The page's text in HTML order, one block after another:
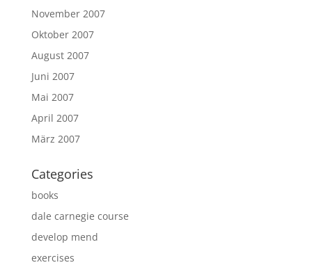
November 2007
Oktober 2007
August 2007
Juni 2007
Mai 2007
April 2007
März 2007
Categories
books
dale carnegie course
develop mend
exercises